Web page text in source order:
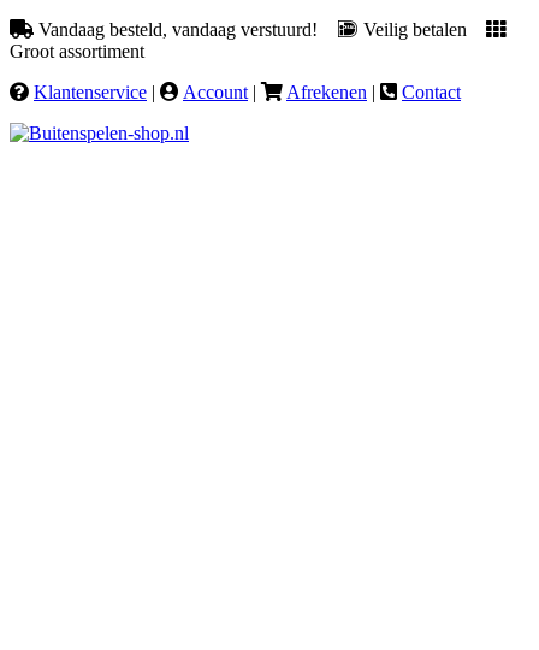
Vandaag besteld, vandaag verstuurd!
Veilig betalen
Groot assortiment
Klantenservice | Account | Afrekenen | Contact